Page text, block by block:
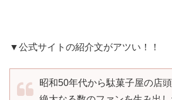
▼公式サイトの紹介文がアツい！！
昭和50年代から駄菓子屋の店